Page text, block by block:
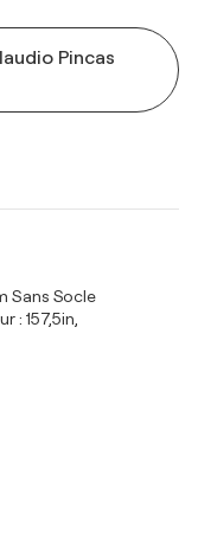
Pincas
Sans Socle
: 157,5in,